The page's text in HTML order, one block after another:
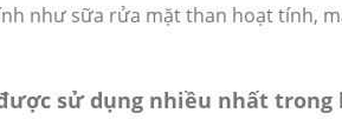
như sữa rửa mặt than hoạt tính,
sử dụng nhiều nhất